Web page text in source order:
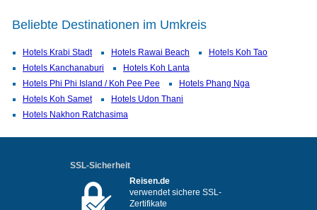
Beliebte Destinationen im Umkreis
Hotels Krabi Stadt Hotels Rawai Beach
Hotels Koh Tao
Hotels Kanchanaburi
Hotels Koh Lanta
Hotels Phi Phi Island / Koh Pee Pee
Hotels Phang Nga
Hotels Koh Samet
Hotels Udon Thani
Hotels Nakhon Ratchasima
SSL-Sicherheit
Reisen.de
verwendet sichere SSL-
Zertifikate